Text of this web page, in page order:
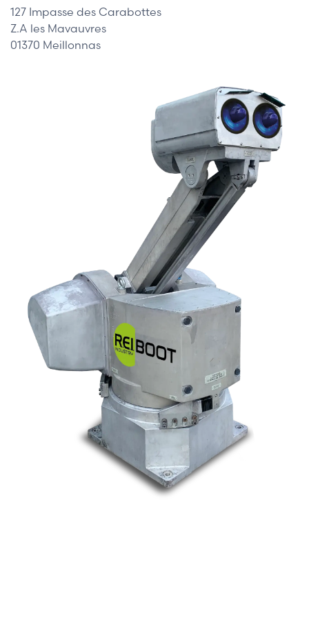
127 Impasse des Carabottes
Z.A les Mavauvres
01370 Meillonnas